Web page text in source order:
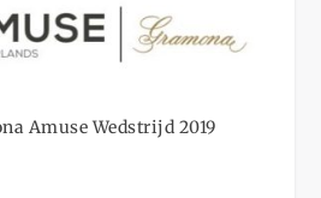
Amuse Wedstrijd 2019